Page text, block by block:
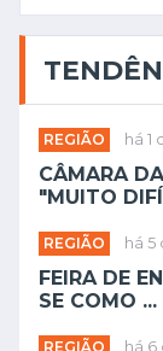
REGIÃO há 1
CÂMARA
"MUITO
REGIÃO há 5
FEIRA DE
SE COMO ...
REGIÃO há 6